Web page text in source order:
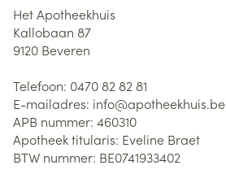
Het Apotheekhuis
Kallobaan 87
9120 Beveren
Telefoon: 0470 82 82 81
E-mailadres: info@apotheekhuis.be
APB nummer: 460310
Apotheek titularis: Eveline Braet
BTW nummer: BE0741933402